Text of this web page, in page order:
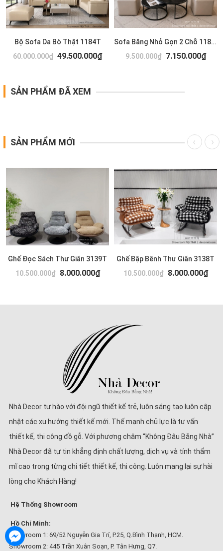
Bộ Sofa Da Bò Thật 1184T
60.000.000₫ 49.500.000₫
Sofa Băng Nhỏ Gọn 2 Chỗ 1183T
9.500.000₫ 7.150.000₫
SẢN PHẨM ĐÃ XEM
SẢN PHẨM MỚI
Ghế Đọc Sách Thư Giãn 3139T
10.500.000₫ 8.000.000₫
Ghế Bập Bênh Thư Giãn 3138T
10.500.000₫ 8.000.000₫
Nhà Decor tự hào với đội ngũ thiết kế trẻ, luôn sáng tạo luôn cập
nhật các xu hướng thiết kế mới. Thế mạnh chủ lực là tư vấn
thiết kế, thi công đồ gỗ. Với phương châm “Không Đâu Bằng Nhà”
Nhà Decor đã tự tin khẳng định chất lượng, dịch vụ và tính thẩm
mĩ cao trong từng chi tiết thiết kế, thi công. Luôn mang lại sự hài
lòng cho Khách Hàng!
Hệ Thống Showroom
Hồ Chí Minh:
Showroom 1: 69/52 Nguyễn Gia Trí, P.25, Q.Bình Thạnh, HCM.
Showroom 2: 445 Trần Xuân Soạn, P. Tân Hưng, Q7.